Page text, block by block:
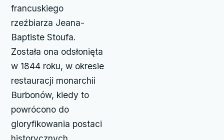
francuskiego
rzeźbiarza Jeana-
Baptiste Stoufa.
Została ona odsłonięta
w 1844 roku, w okresie
restauracji monarchii
Burbonów, kiedy to
powrócono do
gloryfikowania postaci